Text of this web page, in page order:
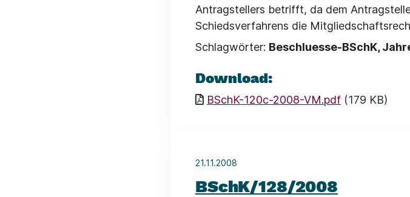
Antragstellers betrifft, da dem
Schiedsverfahrens die
Schlagwörter: Beschluesse-BSchK,
Download:
BSchK-120c-2008-VM.pdf (179 KB)
21.11.2008
BSchK/128/2008